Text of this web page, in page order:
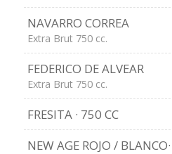
NAVARRO CORREA
Extra Brut 750 cc.
FEDERICO DE ALVEAR
Extra Brut 750 cc.
FRESITA · 750 CC
NEW AGE ROJO /